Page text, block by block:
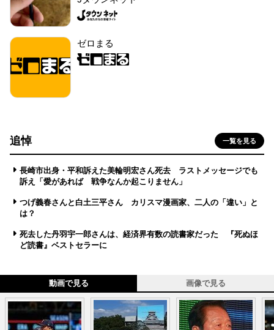
ゼロまる
追悼 一覧を見る
長崎市出身・平和訴えた美輪明宏さん死去 ラストメッセージでも
訴え「愛があれば 戦争なんか起こりません」
つげ義春さんと白土三平さん カリスマ漫画家、二人の「違い」と
は？
死去した丹羽宇一郎さんは、経済界有数の読書家だった 『死ぬほ
ど読書』ベストセラーに
動画で見る 画像で見る